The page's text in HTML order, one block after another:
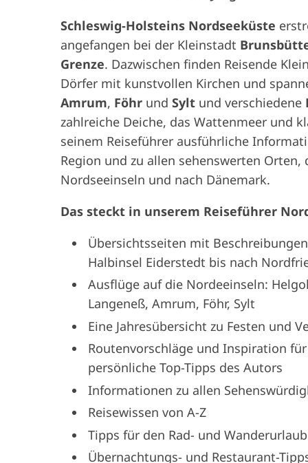
Schleswig-Holsteins Nordseeküste
angefangen bei der Kleinstadt
Grenze. Dazwischen finden Reisende
Dörfer mit kunstvollen Kirchen und
Amrum, Föhr und Sylt und verschiedene
zahlreiche Deiche, das Wattenmeer und
seinem Reiseführer ausführliche
Region und zu allen sehenswerten Orten,
Nordseeinseln und nach Dänemark.
Das steckt in unserem Reiseführer
Übersichtsseiten mit
Halbinsel Eiderstedt bis nach
Ausflüge auf die Nordeeinseln:
Langeneß, Amrum, Föhr, Sylt
Eine Jahresübersicht zu Festen und
Routenvorschläge und Inspiration
persönliche Top-Tipps des Autors
Informationen zu allen
Reisewissen von A-Z
Tipps für den Rad- und
Übernachtungs- und Restaurant-